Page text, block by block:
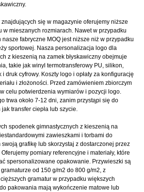
się w magazynie oferujemy niższe
w mieszanych rozmiarach. Nawet w przypadku
nasze fabryczne MOQ jest niższe niż w przypadku
sportowej. Nasza personalizacja logo dla
z kieszenią na zamek błyskawiczny obejmuje
takie jak winyl termotransferowy PU, silikon,
druk cyfrowy. Koszty logo i opłaty za konfigurację
i złożoności. Przed zamówieniem zbiorczym
celu potwierdzenia wymiarów i pozycji logo.
trwa około 7-12 dni, zanim przystąpi się do
transfer ciepła lub szycie.
spodenek gimnastycznych z kieszenią na
zawieszkami i torbami do
grafikę lub skorzystaj z dostarczonej przez
pomiary referencyjne i materiały, które
spersonalizowane opakowanie. Przywieszki są
od 150 g/m2 do 800 g/m2, z
gramatur w przypadku większych
pakowania mają wykończenie matowe lub